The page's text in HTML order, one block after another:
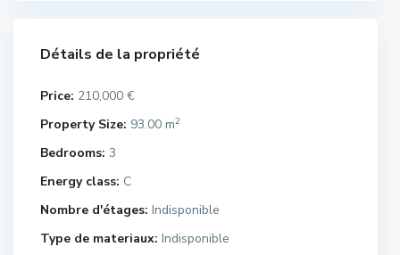
Détails de la propriété
Price: 210,000 €
Property Size: 93.00 m2
Bedrooms: 3
Energy class: C
Nombre d'étages: Indisponible
Type de materiaux: Indisponible